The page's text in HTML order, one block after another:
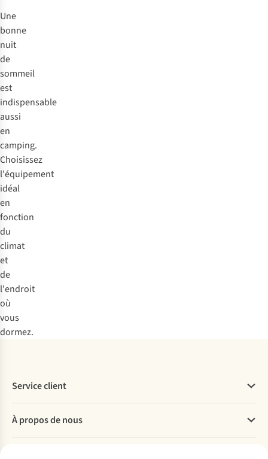
Une
bonne
nuit
de
sommeil
est
indispensable
aussi
en
camping.
Choisissez
l'équipement
idéal
en
fonction
du
climat
et
de
l'endroit
où
vous
dormez.
Service client
Commander
Payer
À propos de nous